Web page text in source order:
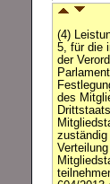
(4)
5, für die
der
des